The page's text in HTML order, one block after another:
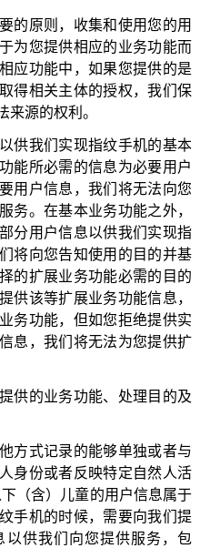
的原则，收集和使用您的用
为您提供相应的业务功能而
应功能中，如果您提供的是
得相关主体的授权，我们保
来源的权利。
供我们实现指纹手机的基本
能所必需的信息为必要用户
用户信息，我们将无法向您
务。在基本业务功能之外，
分用户信息以供我们实现指
将向您告知使用的目的并基
的扩展业务功能必需的目的
供该等扩展业务功能信息，
务功能，但如您拒绝提供实
息，我们将无法为您提供扩
供的业务功能、处理目的及
方式记录的能够单独或者与
身份或者反映特定自然人活
（含）儿童的用户信息属于
手机的时候，需要向我们提
供我们向您提供服务，包